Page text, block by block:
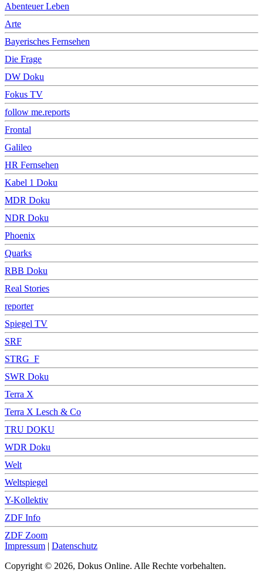
Abenteuer Leben
Arte
Bayerisches Fernsehen
Die Frage
DW Doku
Fokus TV
follow me.reports
Frontal
Galileo
HR Fernsehen
Kabel 1 Doku
MDR Doku
NDR Doku
Phoenix
Quarks
RBB Doku
Real Stories
reporter
Spiegel TV
SRF
STRG_F
SWR Doku
Terra X
Terra X Lesch & Co
TRU DOKU
WDR Doku
Welt
Weltspiegel
Y-Kollektiv
ZDF Info
ZDF Zoom
Impressum | Datenschutz
Copyright © 2026, Dokus Online. Alle Rechte vorbehalten.